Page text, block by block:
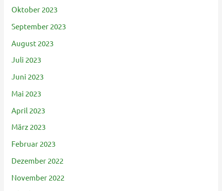
Oktober 2023
September 2023
August 2023
Juli 2023
Juni 2023
Mai 2023
April 2023
März 2023
Februar 2023
Dezember 2022
November 2022